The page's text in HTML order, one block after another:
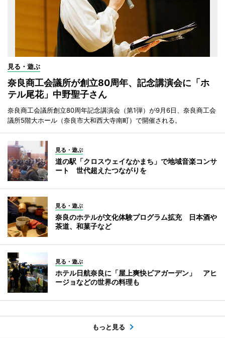
見る・遊ぶ
奈良商工会議所が創立80周年、記念講演会に「ホ
テル尾花」中野聖子さん
奈良商工会議所創立80周年記念講演会（第1弾）が9月6日、奈良商工会
議所5階大ホール（奈良市大和西大寺南町）で開催される。
見る・遊ぶ
道の駅「クロスウェイなかまち」で地域音楽コンサ
ート 世代超えたつながりを
見る・遊ぶ
奈良のホテルが文化体験プログラム拡充 日本酒や
茶道、和菓子など
見る・遊ぶ
ホテル日航奈良に「屋上爽快ビアガーデン」 アヒ
ージョなどの世界の料理も
もっと見る